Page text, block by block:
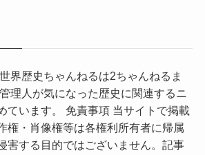
界歴史ちゃんねるは2ちゃんねるま
理人が気になった歴史に関連するニ
ています。 免責事項 当サイトで掲載
権・肖像権等は各権利所有者に帰属
害する目的ではございません。記事